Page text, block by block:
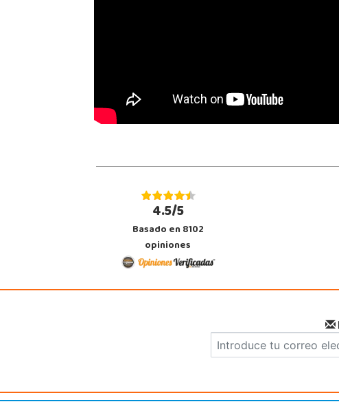
4.5/5
Basado en 8102
opiniones